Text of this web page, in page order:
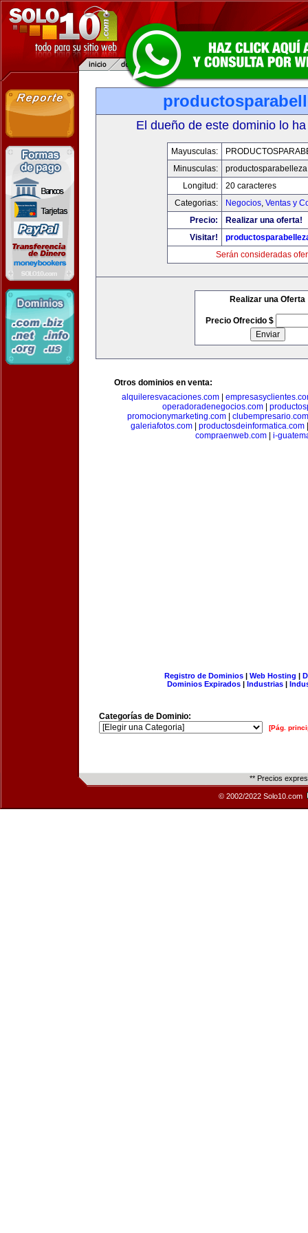
El dueño de este dominio lo
Mayusculas:
Minusculas:
Longitud:
20 caracteres
Categorias:
Negocios, Ventas y
Precio:
Realizar una oferta!
Visitar!
Serán consideradas
Realizar una Oferta
Precio Ofrecido $
Otros dominios en venta:
alquileresvacaciones.com|
operadoradenegocios.com|
promocionymarketing.com| clubempresario.com
galeriafotos.com
productosdeinformatica.com
compraenweb.com
i-
Registro de Dominios| Web Hosting |
Dominios Expirados | Industrias |
Categorías de Dominio:
[Pág.
** Precios
© 2002/2022 Solo10.com